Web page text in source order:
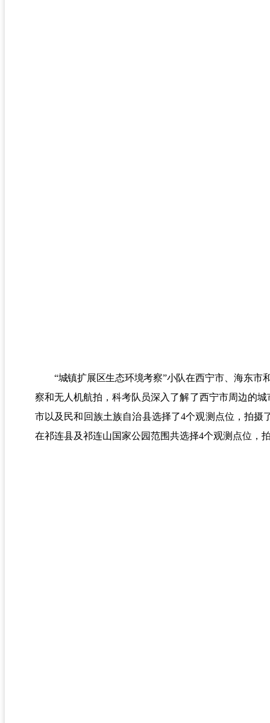
“城镇扩展区生态环境考察”小队在西宁市、海东市
察和无人机航拍，科考队员深入了解了西宁市周边的城
市以及民和回族土族自治县选择了4个观测点位，拍摄
在祁连县及祁连山国家公园范围共选择4个观测点位，